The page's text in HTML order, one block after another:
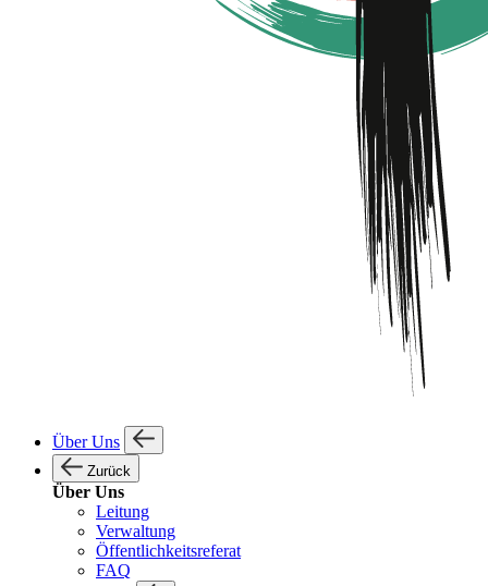
Über Uns
Zurück
Über Uns
Leitung
Verwaltung
Öffentlichkeitsreferat
FAQ